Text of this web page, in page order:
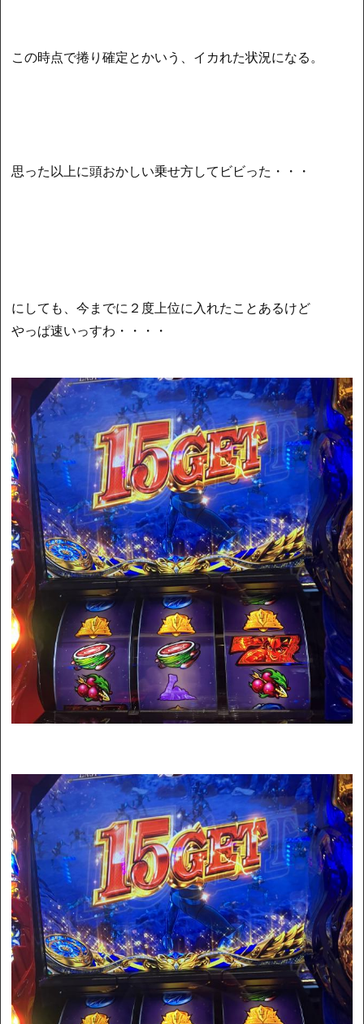
この時点で捲り確定とかいう、イカれた状況になる。
思った以上に頭おかしい乗せ方してビビった・・・
にしても、今までに２度上位に入れたことあるけど
やっぱ速いっすわ・・・・